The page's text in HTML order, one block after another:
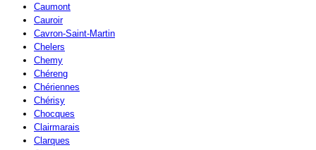
Caumont
Cauroir
Cavron-Saint-Martin
Chelers
Chemy
Chéreng
Chériennes
Chérisy
Chocques
Clairmarais
Clarques